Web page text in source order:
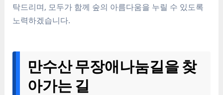
탁드리며, 모두가 함께 숲의 아름다움을 누릴 수 있도록
노력하겠습니다.
만수산 무장애나눔길을 찾
아가는 길